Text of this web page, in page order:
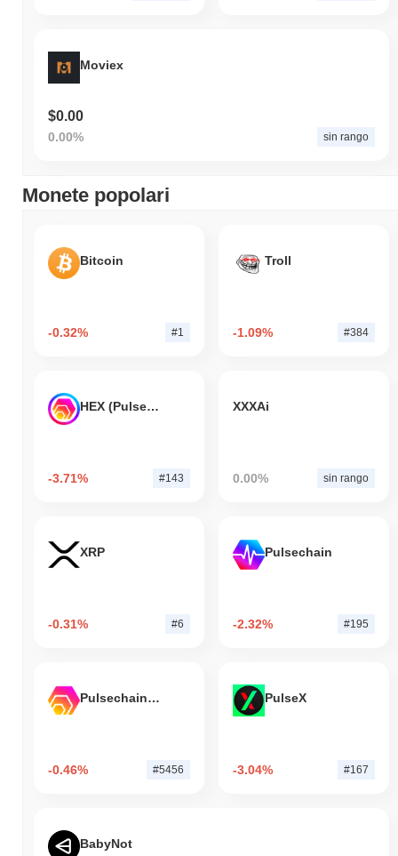
Moviex
$0.00
0.00% sin rango
Monete popolari
Bitcoin
-0.32% #1
Troll
-1.09% #384
HEX (Pulsechain)
-3.71% #143
XXXAi
0.00% sin rango
XRP
-0.31% #6
Pulsechain
-2.32% #195
Pulsechain Bridged HEX (Pulsechain)
-0.46% #5456
PulseX
-3.04% #167
BabyNot